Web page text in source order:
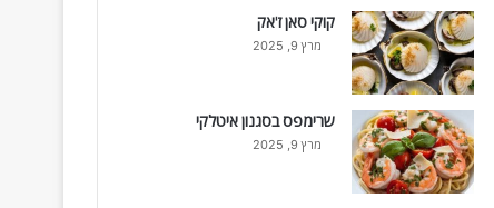
קוקי סאן ז'אק
מרץ 9, 2025
שרימפס בסגנון איטלקי
מרץ 9, 2025